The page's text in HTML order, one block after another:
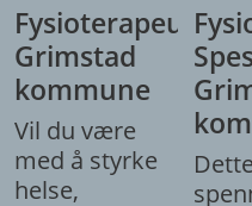
Fysioterapeut,
Grimstad
kommune
Vil du være
med å styrke
helse,